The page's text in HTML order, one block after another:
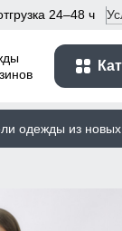
24–48 ч
одежды из новых